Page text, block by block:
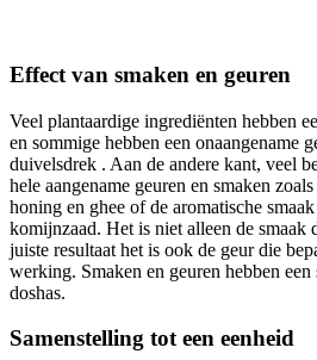
Effect van smaken en geuren
Veel plantaardige ingrediënten hebben
en sommige hebben een onaangename
duivelsdrek . Aan de andere kant, veel
hele aangename geuren en smaken
honing en ghee of de aromatische
komijnzaad. Het is niet alleen de smaak
juiste resultaat het is ook de geur die
werking. Smaken en geuren hebben
doshas.
Samenstelling tot een eenheid